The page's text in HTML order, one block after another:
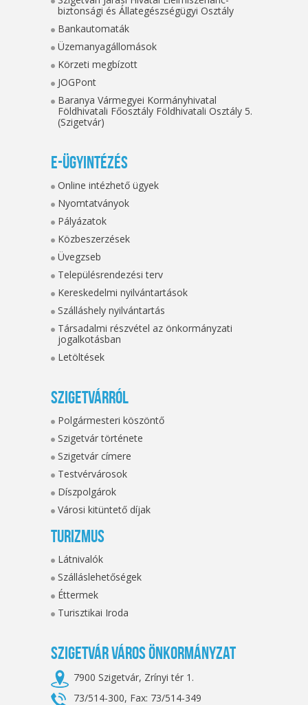
biztonsági és Állategészségügyi Osztály
Bankautomaták
Üzemanyagállomások
Körzeti megbízott
JOGPont
Baranya Vármegyei Kormányhivatal
Földhivatali Főosztály Földhivatali Osztály 5.
(Szigetvár)
E-ügyintézés
Online intézhető ügyek
Nyomtatványok
Pályázatok
Közbeszerzések
Üvegzseb
Településrendezési terv
Kereskedelmi nyilvántartások
Szálláshely nyilvántartás
Társadalmi részvétel az önkormányzati
jogalkotásban
Letöltések
Szigetvárról
Polgármesteri köszöntő
Szigetvár története
Szigetvár címere
Testvérvárosok
Díszpolgárok
Városi kitüntető díjak
Turizmus
Látnivalók
Szálláslehetőségek
Éttermek
Turisztikai Iroda
Szigetvár Város Önkormányzat
7900 Szigetvár, Zrínyi tér 1.
73/514-300, Fax: 73/514-349